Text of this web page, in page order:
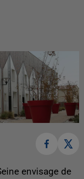
envisage de